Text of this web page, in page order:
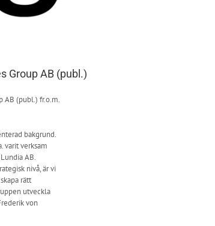
Group AB (publ.)
AB (publ.) fr.o.m.
bakgrund.
varit verksam
AB.
nivå, är vi
rätt
utveckla
von